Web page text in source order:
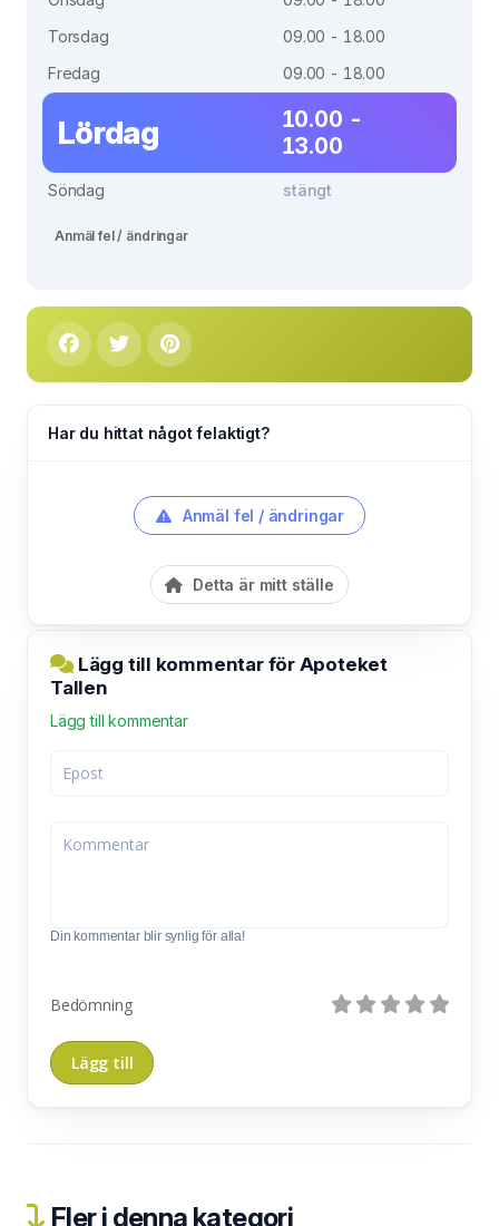
Torsdag
09.00 - 18.00
Fredag
09.00 - 18.00
Lördag
10.00 -
13.00
Söndag stängt
Anmäl fel / ändringar
Har du hittat något felaktigt?
Anmäl fel / ändringar
Detta är mitt ställe
Lägg till kommentar för Apoteket
Tallen
Lägg till kommentar
Din kommentar blir synlig för alla!
Bedömning
Fler i denna kategori